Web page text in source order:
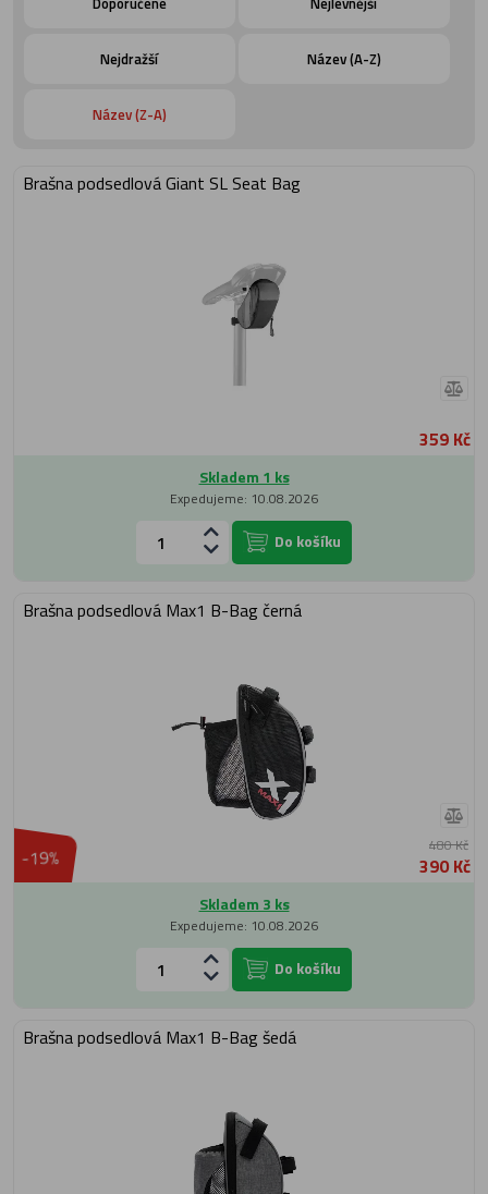
Nejdražší Název (A-Z)
Název (Z-A)
Brašna podsedlová Giant SL Seat Bag
359 Kč
Skladem 1 ks
Expedujeme: 10.08.2026
Do košíku
Brašna podsedlová Max1 B-Bag černá
-19% 480 Kč
390 Kč
Skladem 3 ks
Expedujeme: 10.08.2026
Do košíku
Brašna podsedlová Max1 B-Bag šedá